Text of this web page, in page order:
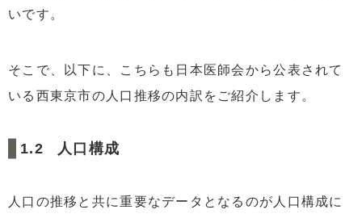
いです。
そこで、以下に、こちらも日本医師会から公表されて
いる西東京市の人口推移の内訳をご紹介します。
人口構成
人口の推移と共に重要なデータとなるのが人口構成に